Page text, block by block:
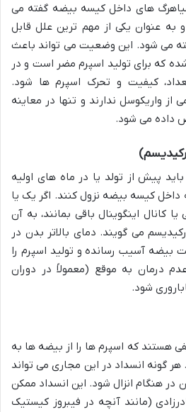
های داخل کیسه بیضه گفته می
عنوان یکی از مهم ترین علل قابل
می شود. این وضعیت می تواند باعث
که برای تولید اسپرم مضر است و در
کیفیت و تحرک اسپرم ها شود.
از واریکوسل ندارند و تنها در معاینه
داده می شود.
پیش از تولد یا در ماه های اولیه
کیسه بیضه نزول کنند. اگر یک یا
کانال اینگوینال باقی بمانند، به آن
می گویند. دمای بالاتر بدن در
بیضه آسیب رسانده و تولید اسپرم را
درمان به موقع (معمولاً در دوران
شود.
هستند که اسپرم ها را از بیضه ها به
هر گونه انسداد در این مجاری می تواند
در هنگام انزال شود. این انسداد ممکن
(مانند آنچه در فیبروز کیستیک